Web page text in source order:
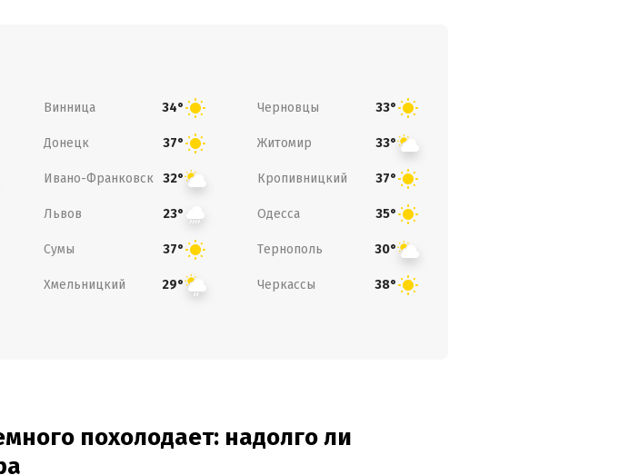
Винница 34° Черновцы 33°
Донецк 37° Житомир 33°
Ивано-Франковск 32° Кропивницкий 37°
Львов 23° Одесса 35°
Сумы 37° Тернополь 30°
Хмельницкий 29° Черкассы 38°
похолодает: надолго ли